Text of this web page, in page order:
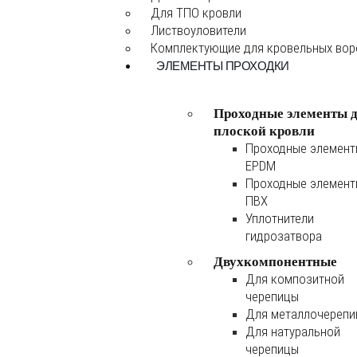
Для ТПО кровли
Листвоуловители
Комплектующие для кровельных
ЭЛЕМЕНТЫ ПРОХОДКИ
Проходные элементы
плоской кровли
Проходные
EPDM
Проходные
ПВХ
Уплотнители
гидрозатвора
Двухкомпонентные
Для композитной
черепицы
Для
Для натуральной
черепицы